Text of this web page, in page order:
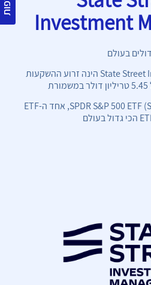
Investment
בעולם
State Street Investment Management הינה זרוע ההשקעות
בעלי המותג SPDR כמו SPDR S&P 500 ETF (SPY), אחד ה-ETF